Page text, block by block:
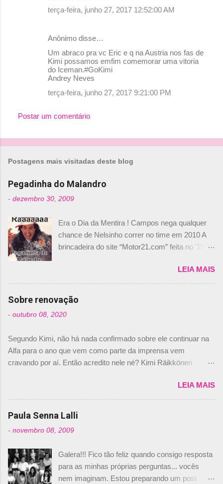
terça-feira, junho 27, 2017 12:52:00 AM
Anônimo disse…
Um abraco pra vc Eric e q na Austria nos fas de
Kimi possamos emfim comemorar uma vitoria
do Iceman.#GoKimi
Andrey Neves
terça-feira, junho 27, 2017 9:21:00 PM
Postar um comentário
Postagens mais visitadas deste blog
Pegadinha do Malandro
- dezembro 30, 2009
Era o Dia da Mentira ! Campos nega qualquer
chance de Nelsinho correr no time em 2010 A
brincadeira do site “Motor21.com” feita no "Día
de abril –, afirmando que Nelson Piquet havia
comprado 15% das ações da Campos, dando,
com isso, um lugar no time a Nelsinho Piquet,
foi esclarecida de uma vez por todas por
Daniele Audetto, diretor da escuderia. O
não será o companheiro de Bruno Senna em
2010. "Na verdade, nós recebemos uma oferta
de Piquet", admitiu Audetto. “Mas depois de ter
dois brasileiros”, explicou, dizendo ainda que
não tem nada contra o filho do tricampeão
Nelson Piquet. “Ele é um bom piloto, rápido e
experiente.” Audetto disse ainda que a suposta
não corresponde à realidade. “O suposto 15%
de investimento seria menor do que aquilo que
outros pilotos podem trazer: italianos, r...
LEIA MAIS
Sobre renovação
- outubro 08, 2020
Segundo Kimi, não há nada confirmado sobre ele continuar na
Alfa para o ano que vem como parte da imprensa vem
cravando por aí. Então acredito nele né? Kimi Räikkönen
truth but I’ve never had an option in my contract so that’s
should, pretty much, tell you that it’s not true." #Kimi7 #EifelGP
#AlfaRomeoRacing pic.twitter.com/77EDVn39Ia — Kimi
Romain falando sobre o fato do Iceman estar há tantos anos na
@RGrosjean ! #EifelGP 🇩🇪 #F1
pic.twitter.com/GSAu1LWnwW — Formula 1 (@F1) October 8,
2020 Beijinhos, Ludy
LEIA MAIS
Paula Senna Lalli
- novembro 08, 2009
Galera!!! Fico tão feliz quando consigo resposta
para as minhas próprias perguntas... vocês
nem imaginam. Estou preparando um post